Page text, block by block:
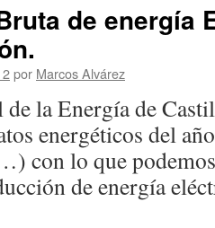
de energía
por Marcos Alvárez
la Energía de
energéticos del
con lo que
de energía